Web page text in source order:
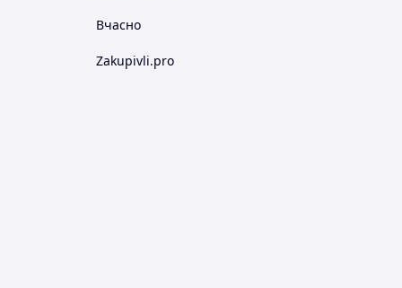
Вчасно
Zakupivli.pro